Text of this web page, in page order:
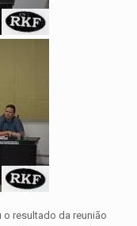
resultado da reunião